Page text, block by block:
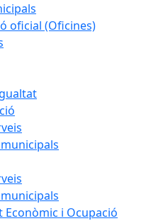
oficial (Oficines)
i Ocupació